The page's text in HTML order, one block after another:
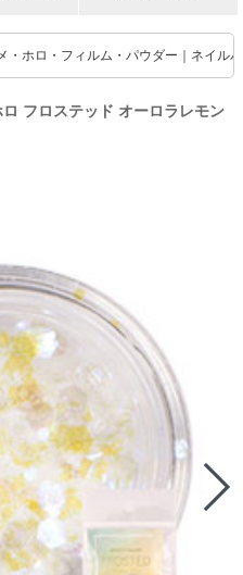
・ホロ・フィルム・パウダー｜ネイル
フロステッド オーロラレモン